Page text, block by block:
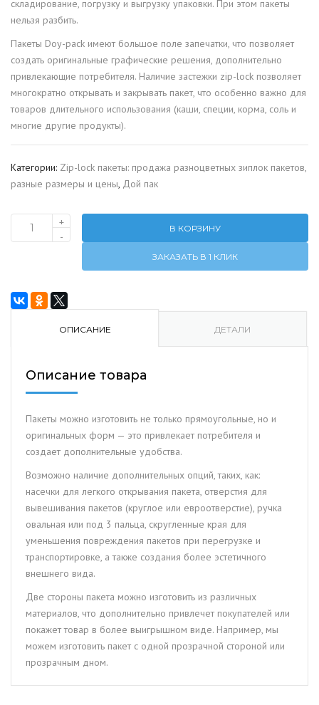
складирование, погрузку и выгрузку упаковки. При этом пакеты
нельзя разбить.
Пакеты Doy-pack имеют большое поле запечатки, что позволяет
создать оригинальные графические решения, дополнительно
привлекающие потребителя. Наличие застежки zip-lock позволяет
многократно открывать и закрывать пакет, что особенно важно для
товаров длительного использования (каши, специи, корма, соль и
многие другие продукты).
Категории: Zip-lock пакеты: продажа разноцветных зиплок пакетов,
разные размеры и цены, Дой пак
Количество
пак,
белые.
+
-
В КОРЗИНУ
ЗАКАЗАТЬ В 1 КЛИК
ОПИСАНИЕ ДЕТАЛИ
Описание товара
Пакеты можно изготовить не только прямоугольные, но и
оригинальных форм — это привлекает потребителя и
создает дополнительные удобства.
Возможно наличие дополнительных опций, таких, как:
насечки для легкого открывания пакета, отверстия для
вывешивания пакетов (круглое или евроотверстие), ручка
овальная или под 3 пальца, скругленные края для
уменьшения повреждения пакетов при перегрузке и
транспортировке, а также создания более эстетичного
внешнего вида.
Две стороны пакета можно изготовить из различных
материалов, что дополнительно привлечет покупателей или
покажет товар в более выигрышном виде. Например, мы
можем изготовить пакет с одной прозрачной стороной или
прозрачным дном.